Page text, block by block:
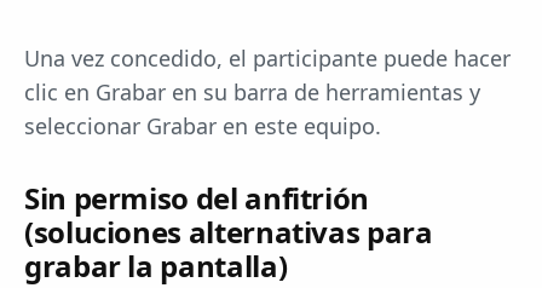
Una vez concedido, el participante puede hacer
clic en Grabar en su barra de herramientas y
seleccionar Grabar en este equipo.
Sin permiso del anfitrión
(soluciones alternativas para
grabar la pantalla)